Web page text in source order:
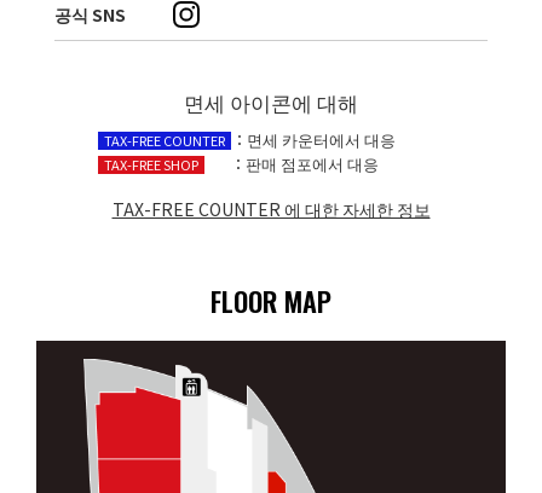
공식 SNS
면세 아이콘에 대해
TAX-FREE COUNTER ：면세 카운터에서 대응
TAX-FREE SHOP ：판매 점포에서 대응
TAX-FREE COUNTER 에 대한 자세한 정보​
FLOOR MAP